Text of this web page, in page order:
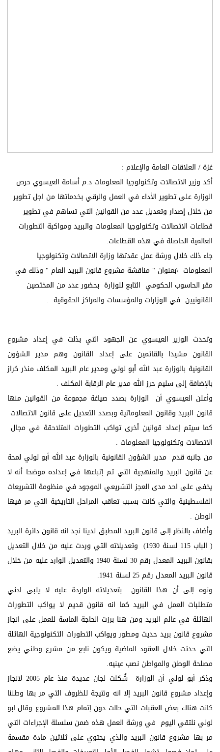
غزة / العلاقات العامة والإعلام :
أكد وزير الاتصالات وتكنولوجيا المعلومات د.م أسامة العيسوي حرص
الوزارة على تطوير الأداء في العمل والرقي بخدماتها من اجل تطوير
من خلال إصدار وتعديل عدد من القوانين التي تساهم في تطوير
قطاعات الاتصالات وتكنولوجيا المعلومات والبريد ومواكبة التطورات
العالمية الحاصلة في هذه القطاعات.
جاء ذلك خلال ورشة عمل عقدتها وزارة الاتصالات وتكنولوجيا
المعلومات \بعنوان " مناقشة مشروع قانون البريد العام " وذلك في
مقر الحاسوب الحكومي التابع للوزارة بحضور عدد من المختصين
القانونيين في الوزارات والمؤسسات والمراكز الحقوقية .
وتحدث الوزير العيسوي عن الجهود التي بذلت في إعداد مشروع
القانون مشيدا بالقائمين على إعداد القانون وهم مدير الشؤون
القانونية بالوزارة عبد الله أبو لولي ومدير عام البريد المكلف منذر كراز
بالإضافة إلى سليم حرز الله مدير عام الرقابة المكلف .
وأعلن العيسوي أن الوزارة بصدد صياغة مجموعة من القوانين منها
قانون البريد وقانون المعلوماتية وبصدد التعديل على قانون الاتصالات
كما سيتم إعداد قوانين أخرى تواكب التطورات المتلاحقة في مجال
الاتصالات وتكنولوجيا المعلومات .
من جانبه قدم مدير الشؤون القانونية بالوزارة عبد الله أبو لولي لمحة
عن قانون البريد والمنهجية التي تم إتباعها في إعداده موضحا أنه لا
يخفى على احد مدى العجز التشريعي الموجود في منظومة التشريعات
الفلسطينية والتي كانت بسبب تعاقب المراحل التاريخية التي مر فيها
الوطن .
وأضاف بالنظر إلى قانون البريد المطبق لدينا نجد انه قانون دائرة البريد
( الباب 115 لسنة 1930) وتعديلاته التي وردت عليه من خلال التعديل
بقانون البريد المعدل رقم 30 لسنة 1940 والتعديل الوارد عليه من خلال
قانون البريد المعدل رقم 25 لسنة 1941.
ونوه إلى أن هذا القانون بتعديلاته الواردة عليه لا يلبى ادني
متطلبات العمل في البريد كما انه قانون قديم لا يواكب التطورات
الهائلة في عالم البريد ومن هنا برزت الحاجة الماسة للعمل على انجاز
مشروع قانون بريد حديث ومطور ويواكب التطورات التكنولوجية الهائلة
التي حدثت خلال العقود الماضية ويكون نابع من مشرع وطني يضع
مصلحة الوطن والمواطن نصب عينيه.
وذكر أبو لولي أن الوزارة شٌكلت لجان عديدة منذ عام 2005 لانجاز
وإعداد مشروع قانون البريد إلا انه ونتيجة للظروف التي مر بها وطننا
كانت هناك بعض العقبات التي حالت دون إتمام هذا المشروع وقال ابو
لولي نلتقي اليوم في ورشة العمل هذه ضمن سلسلة الإجراءات التي
مر بها مشروع قانون البريد والذي يحتوي على ثلاثين مادة مقسمة